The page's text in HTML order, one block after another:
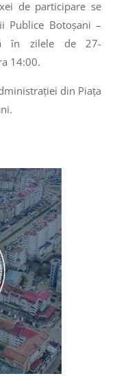
de participare se
Publice Botoşani –
în zilele de 27-
14:00.
din Piața